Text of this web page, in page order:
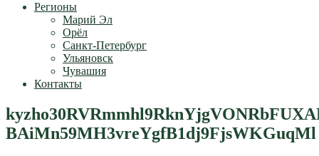
Регионы
Марий Эл
Орёл
Санкт-Петербург
Ульяновск
Чувашия
Контакты
BAiMn59MH3vreYgfB1dj9FjsWKGuqMl